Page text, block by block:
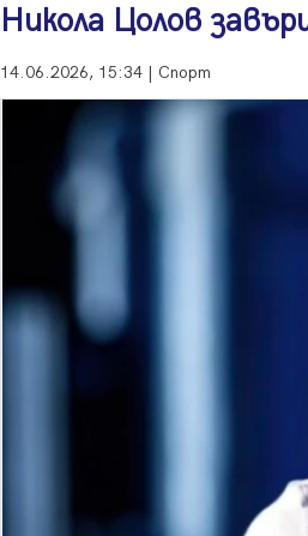
Никола Цолов
14.06.2026, 15:34 | Спорт